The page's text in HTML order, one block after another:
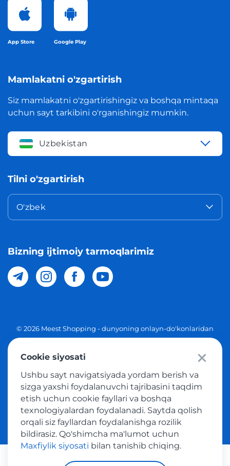
App Store Google Play
Mamlakatni o'zgartirish
Siz mamlakatni o'zgartirishingiz va boshqa mintaqa
uchun sayt tarkibini o'rganishingiz mumkin.
Uzbekistan
Tilni o'zgartirish
O'zbek
Bizning ijtimoiy tarmoqlarimiz
© 2026 Meest Shopping - dunyoning onlayn-do'konlaridan
Ommaviy taklif
Tovar sotib olish xizmatidan foydalanish shartlari
Cookie siyosati
Ushbu sayt navigatsiyada yordam berish va
sizga yaxshi foydalanuvchi tajribasini taqdim
etish uchun cookie fayllari va boshqa
texnologiyalardan foydalanadi. Saytda qolish
orqali siz fayllardan foydalanishga rozilik
bildirasiz. Qo'shimcha ma'lumot uchun
Maxfiylik siyosati bilan tanishib chiqing.